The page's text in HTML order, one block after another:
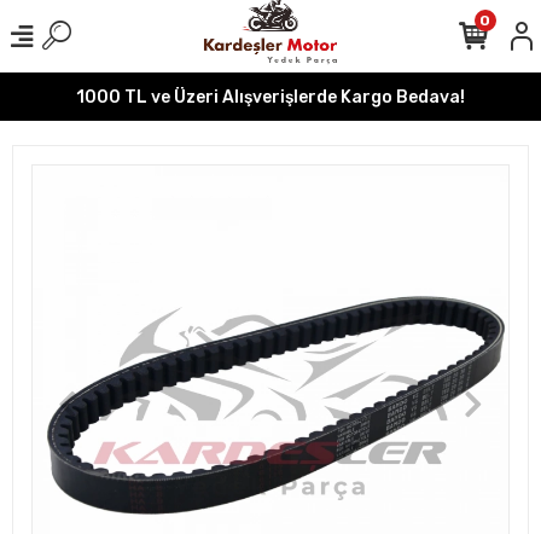
1000 TL ve Üzeri Alışverişlerde Kargo Bedava!
0